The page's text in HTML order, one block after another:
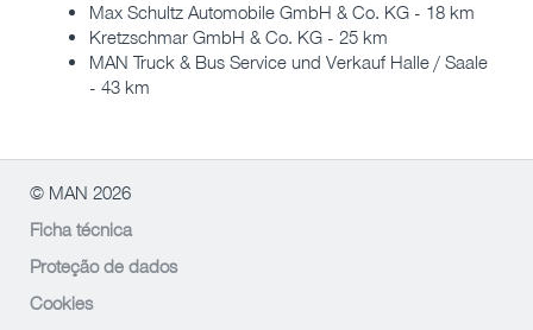
Max Schultz Automobile GmbH & Co. KG - 18 km
Kretzschmar GmbH & Co. KG - 25 km
MAN Truck & Bus Service und Verkauf Halle / Saale
- 43 km
© MAN 2026
Ficha técnica
Proteção de dados
Cookies